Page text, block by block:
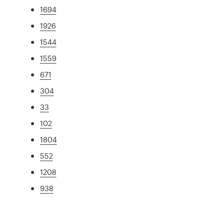
1694
1926
1544
1559
671
304
33
102
1804
552
1208
938